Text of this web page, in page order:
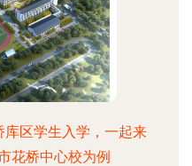
区学生入学，一起来
花桥中心校为例